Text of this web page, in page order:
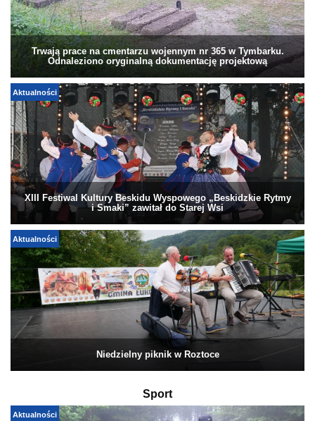
Trwają prace na cmentarzu wojennym nr 365 w Tymbarku.
Odnaleziono oryginalną dokumentację projektową
Aktualności
XIII Festiwal Kultury Beskidu Wyspowego „Beskidzkie Rytmy
i Smaki” zawitał do Starej Wsi
Aktualności
Niedzielny piknik w Roztoce
Sport
Aktualności